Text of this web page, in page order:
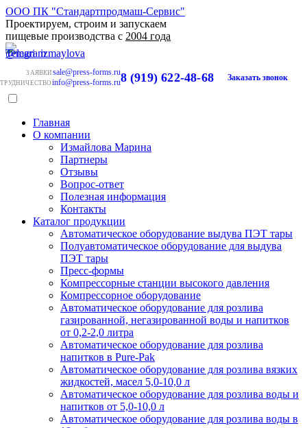
ООО ПК "Стандартпродмаш-Сервис"
Проектируем, строим и запускаем
пищевые производства с 2004 года
ЗАЯВКИ sale@press-forms.ru
info@press-forms.ru8 (919) 622-48-68 Заказать звонок
Главная
О компании
Измайлова Марина
Партнеры
Отзывы
Вопрос-ответ
Полезная информация
Контакты
Каталог продукции
Автоматическое оборудование выдува ПЭТ тары
Полуавтоматическое оборудование для выдува
ПЭТ тары
Пресс-формы
Компрессорные станции высокого давления
Компрессорное оборудование
Автоматическое оборудование для розлива
газированной, негазированной воды и напитков
от 0,2-2,0 литра
Автоматическое оборудование для розлива
напитков в Pure-Pak
Автоматическое оборудование для розлива вязких
жидкостей, масел 5,0-10,0 л
Автоматическое оборудование для розлива воды и
напитков от 5,0-10,0 л
Автоматическое оборудование для розлива воды в